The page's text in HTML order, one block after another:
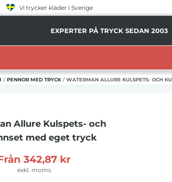
Vi trycker kläder i Sverige
EXPERTER PÅ TRYCK SEDAN 2003
/ PENNOR MED TRYCK / WATERMAN ALLURE KULSPETS- OCH
Allure Kulspets- och
med eget tryck
342,87 kr
exkl. moms